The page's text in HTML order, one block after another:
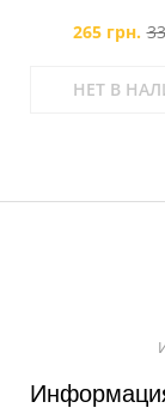
265 грн.
НЕТ В